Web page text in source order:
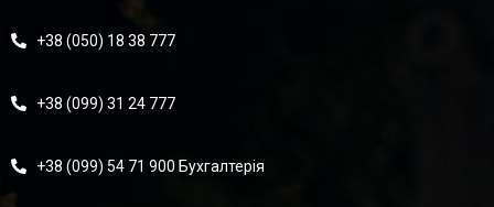
+38 (050) 18 38 777
+38 (099) 31 24 777
+38 (099) 54 71 900 Бухгалтерія